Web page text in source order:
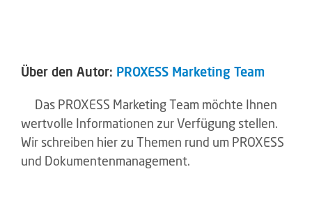
Über den Autor: PROXESS Marketing Team
Das PROXESS Marketing Team möchte Ihnen
wertvolle Informationen zur Verfügung stellen.
Wir schreiben hier zu Themen rund um PROXESS
und Dokumentenmanagement.